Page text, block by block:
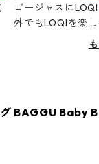
ゴージャスに
外でもLOQIを楽し
BAGGU Baby